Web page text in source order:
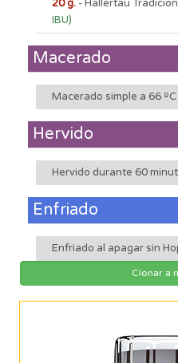
20 g. - Hallertau
IBU)
Macerado
Macerado simple a 66 ºC
Hervido
Hervido durante 60
Enfriado
Enfriado al apagar sin
Clonar a